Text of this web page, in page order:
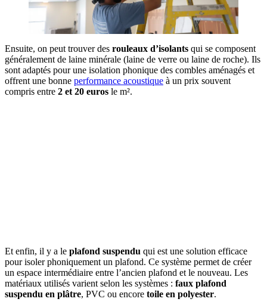
Ensuite, on peut trouver des rouleaux d’isolants qui se composent
généralement de laine minérale (laine de verre ou laine de roche). Ils
sont adaptés pour une isolation phonique des combles aménagés et
offrent une bonne performance acoustique à un prix souvent
compris entre 2 et 20 euros le m².
Et enfin, il y a le plafond suspendu qui est une solution efficace
pour isoler phoniquement un plafond. Ce système permet de créer
un espace intermédiaire entre l’ancien plafond et le nouveau. Les
matériaux utilisés varient selon les systèmes : faux plafond
suspendu en plâtre, PVC ou encore toile en polyester.